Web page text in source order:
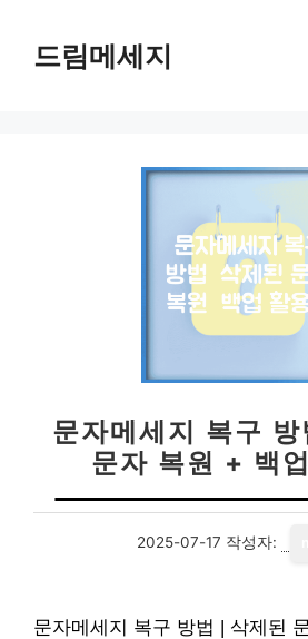
드림메세지
문자메세지 복구
문자 복원 + 백
2025-07-17 작성자:
문자메세지 복구 방법 | 삭제된